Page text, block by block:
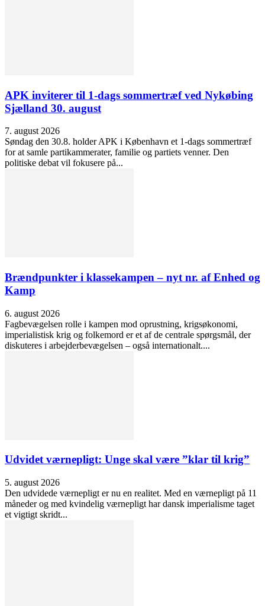
APK inviterer til 1-dags sommertræf ved Nykøbing
Sjælland 30. august
7. august 2026
Søndag den 30.8. holder APK i København et 1-dags sommertræf
for at samle partikammerater, familie og partiets venner. Den
politiske debat vil fokusere på...
Brændpunkter i klassekampen – nyt nr. af Enhed og
Kamp
6. august 2026
Fagbevægelsen rolle i kampen mod oprustning, krigsøkonomi,
imperialistisk krig og folkemord er et af de centrale spørgsmål, der
diskuteres i arbejderbevægelsen – også internationalt....
Udvidet værnepligt: Unge skal være ”klar til krig”
5. august 2026
Den udvidede værnepligt er nu en realitet. Med en værnepligt på 11
måneder og med kvindelig værnepligt har dansk imperialisme taget
et vigtigt skridt...